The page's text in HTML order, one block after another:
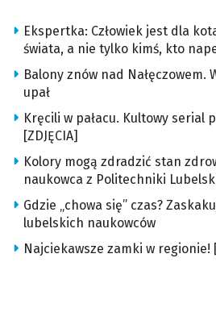
Ekspertka: Człowiek jest dla
świata, a nie tylko kimś, kto
Balony znów nad Nałęczowem.
upał
Kręcili w pałacu. Kultowy serial
[ZDJĘCIA]
Kolory mogą zdradzić stan
naukowca z Politechniki
Gdzie „chowa się” czas?
lubelskich naukowców
Najciekawsze zamki w regionie!